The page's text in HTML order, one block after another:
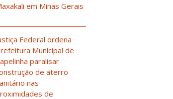
em Minas Gerais
Federal ordena
Municipal de
paralisar
de aterro
nas
de